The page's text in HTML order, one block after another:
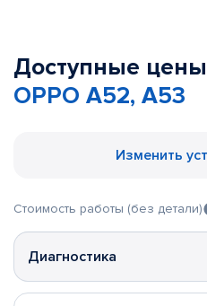
Доступные
OPPO A52, A53
Изменить
Стоимость работы (без детали)
Диагностика